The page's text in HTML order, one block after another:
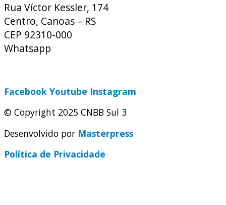
Rua Víctor Kessler, 174
Centro, Canoas – RS
CEP 92310-000
Whatsapp
Facebook Youtube Instagram
© Copyright 2025 CNBB Sul 3
Desenvolvido por Masterpress
Política de Privacidade